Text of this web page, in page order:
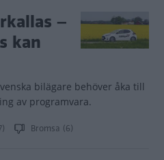
–
kan
bilägare behöver åka till
av programvara.
Bromsa (6)